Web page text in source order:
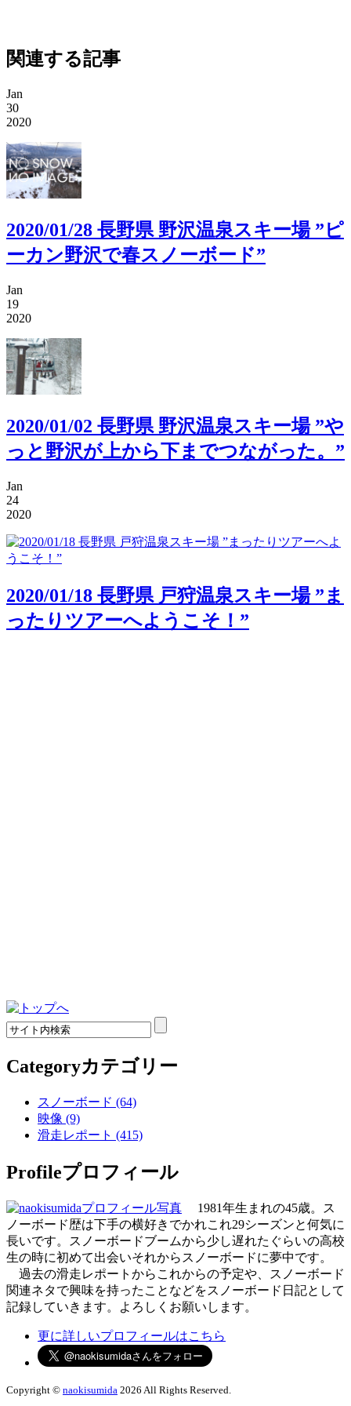
関連する記事
Jan
30
2020
2020/01/28 長野県 野沢温泉スキー場 ”ピ
ーカン野沢で春スノーボード”
Jan
19
2020
2020/01/02 長野県 野沢温泉スキー場 ”や
っと野沢が上から下までつながった。”
Jan
24
2020
2020/01/18 長野県 戸狩温泉スキー場 ”ま
ったりツアーへようこそ！”
Categoryカテゴリー
スノーボード (64)
映像 (9)
滑走レポート (415)
Profileプロフィール
1981年生まれの45歳。ス
ノーボード歴は下手の横好きでかれこれ29シーズンと何気に
長いです。スノーボードブームから少し遅れたぐらいの高校
生の時に初めて出会いそれからスノーボードに夢中です。
過去の滑走レポートからこれからの予定や、スノーボード
関連ネタで興味を持ったことなどをスノーボード日記として
記録していきます。よろしくお願いします。
更に詳しいプロフィールはこちら
Copyright © naokisumida 2026 All Rights Reserved.